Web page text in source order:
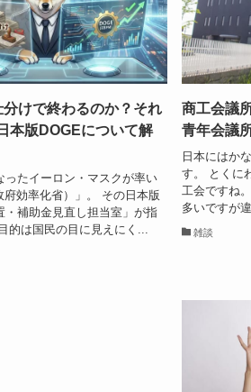
けで終わるのか？それ
本版DOGEについて解
ったイーロン・マスクが率い
府効率化省）」。 その日本版
・補助金見直し担当室」が指
的は国民の目に見えにく...
商工会議
青年会議
日本にはか
す。 とくに
工会ですね
多いですが
雑談